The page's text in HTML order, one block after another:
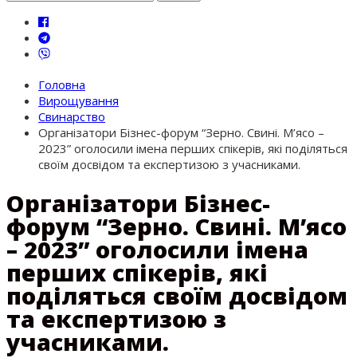
Головна
Вирощування
Свинарство
Організатори Бізнес-форум “Зерно. Свині. М’ясо –
2023” оголосили імена перших спікерів, які поділяться
своїм досвідом та експертизою з учасниками.
Організатори Бізнес-
форум “Зерно. Свині. М’ясо
– 2023” оголосили імена
перших спікерів, які
поділяться своїм досвідом
та експертизою з
учасниками.